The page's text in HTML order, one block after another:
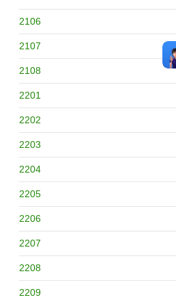
2106
2107
2108
2201
2202
2203
2204
2205
2206
2207
2208
2209